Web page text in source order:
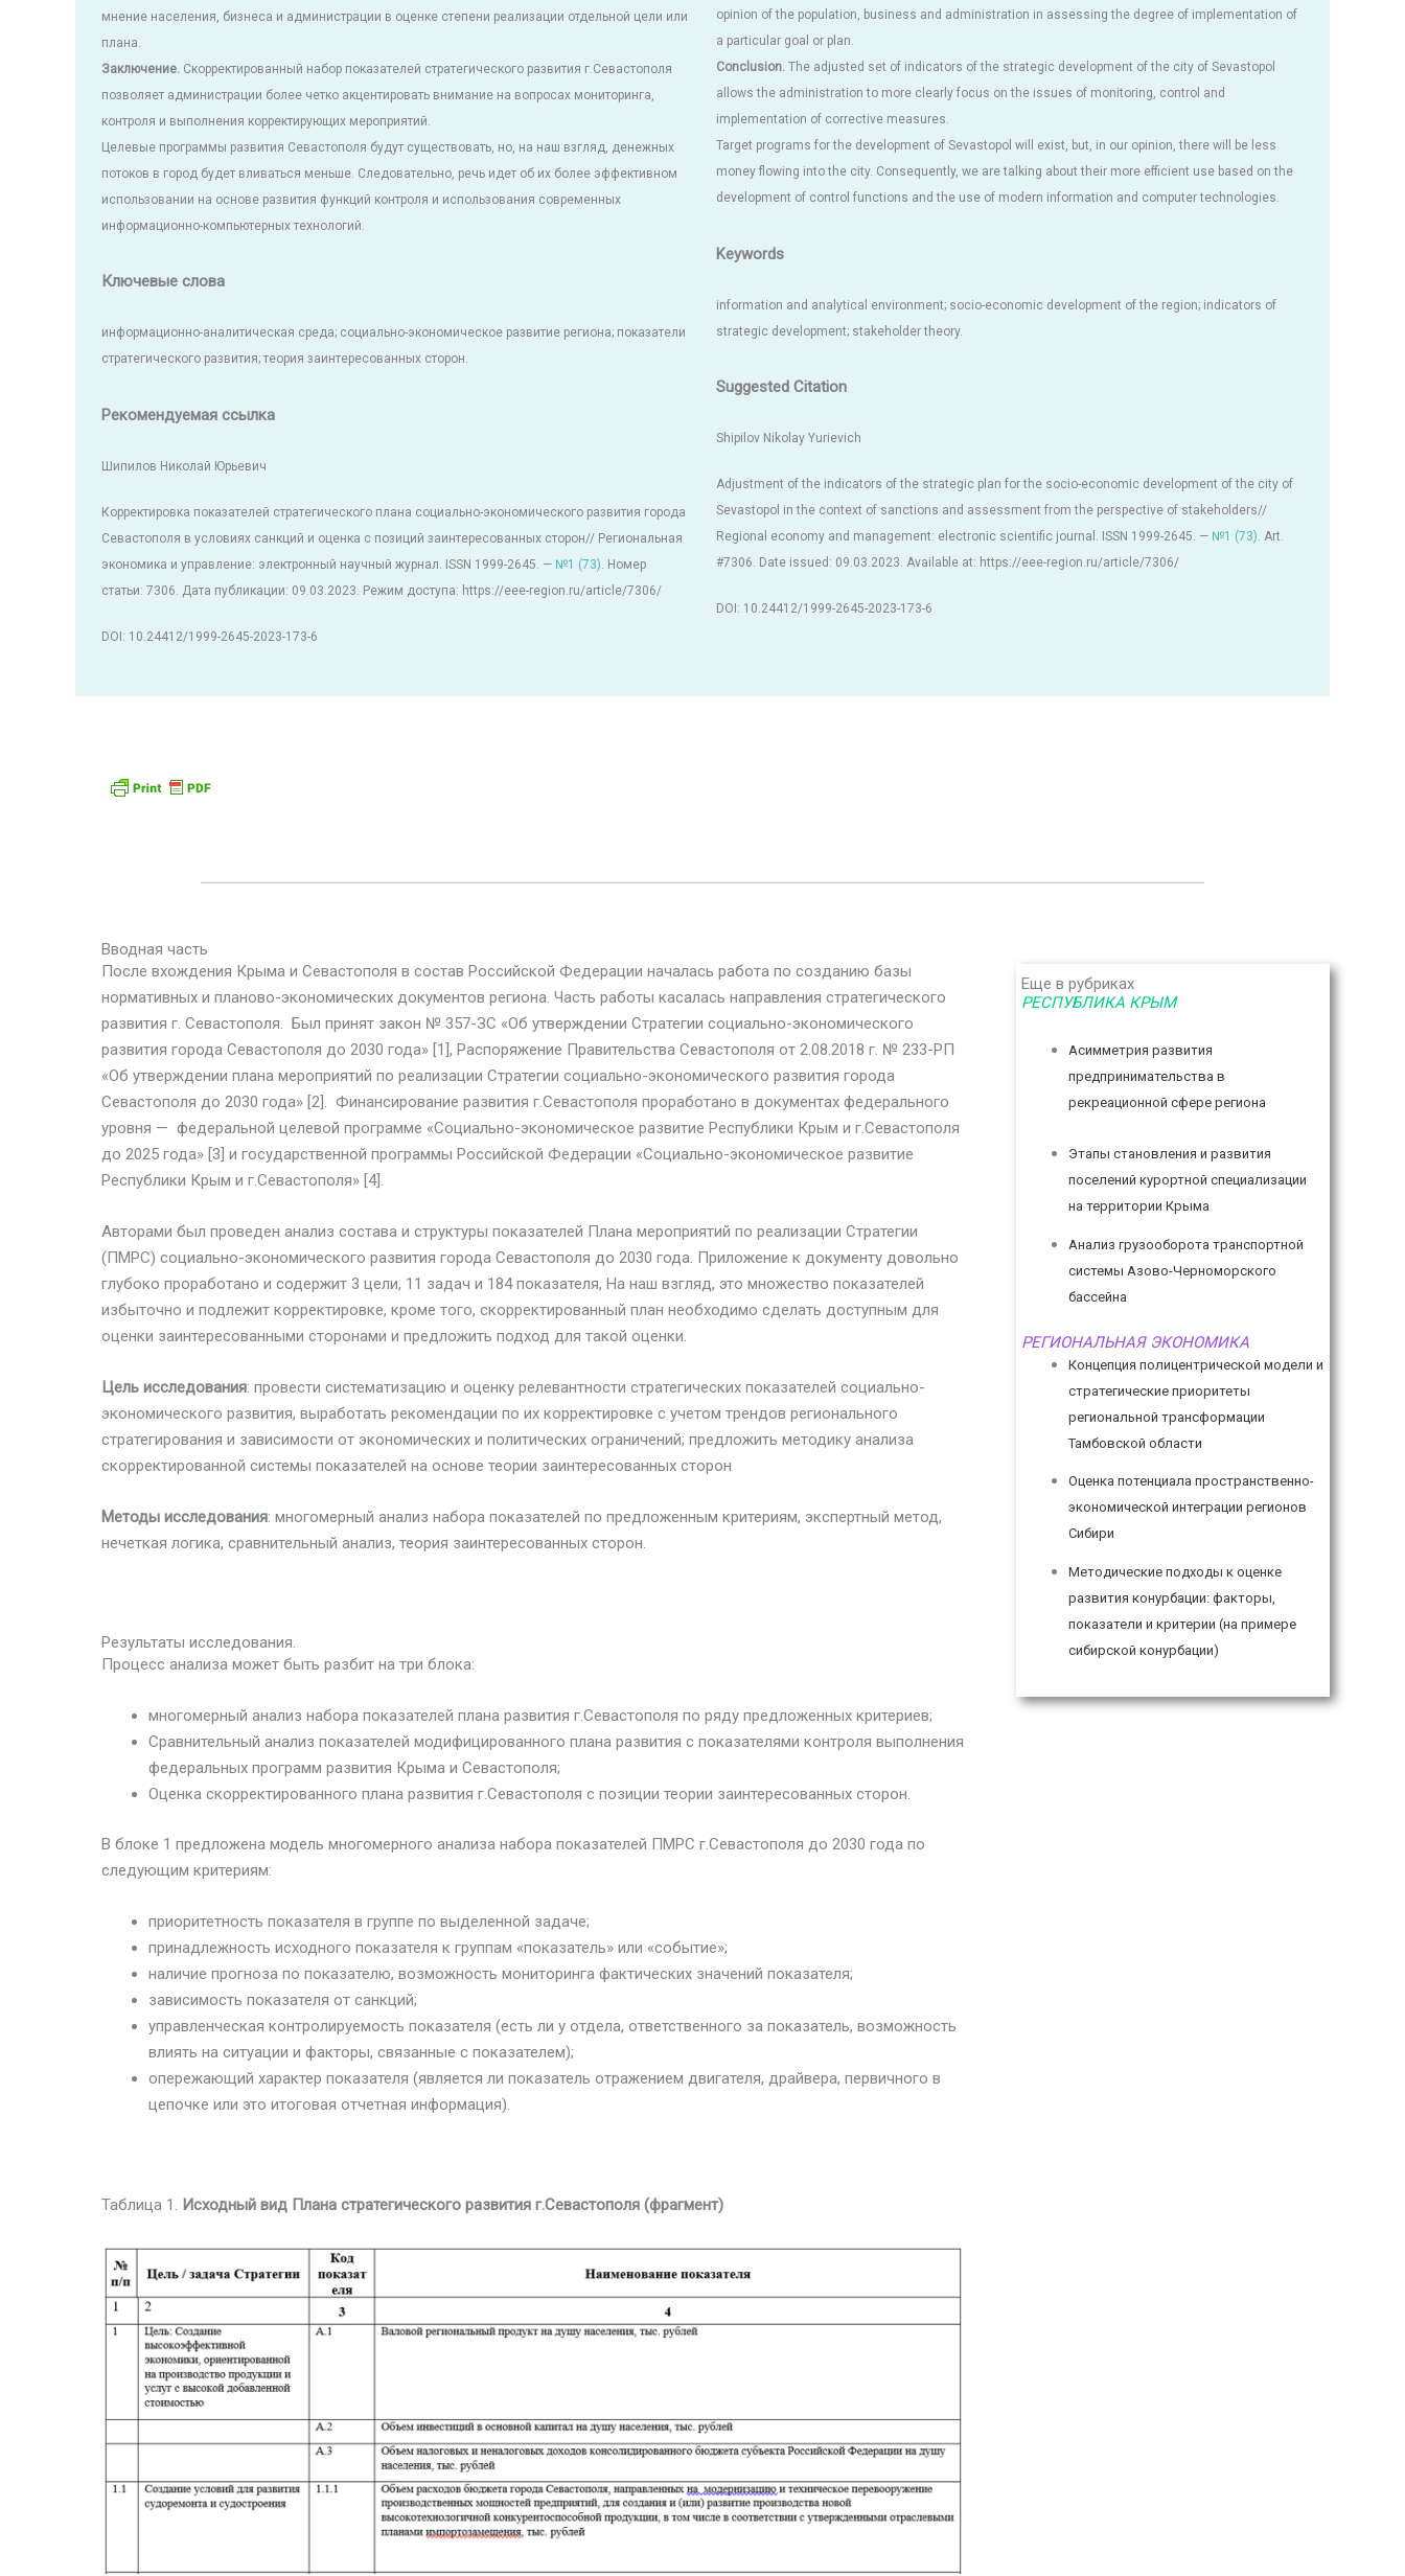
мнение населения, бизнеса и администрации в оценке степени реализации отдельной цели или
плана.
Заключение. Скорректированный набор показателей стратегического развития г.Севастополя
позволяет администрации более четко акцентировать внимание на вопросах мониторинга,
контроля и выполнения корректирующих мероприятий.
Целевые программы развития Севастополя будут существовать, но, на наш взгляд, денежных
потоков в город будет вливаться меньше. Следовательно, речь идет об их более эффективном
использовании на основе развития функций контроля и использования современных
информационно-компьютерных технологий.
Ключевые слова
информационно-аналитическая среда; социально-экономическое развитие региона; показатели
стратегического развития; теория заинтересованных сторон.
Рекомендуемая ссылка
Шипилов Николай Юрьевич
Корректировка показателей стратегического плана социально-экономического развития города
Севастополя в условиях санкций и оценка с позиций заинтересованных сторон// Региональная
экономика и управление: электронный научный журнал. ISSN 1999-2645. — №1 (73) . Номер
статьи: 7306. Дата публикации: 09.03.2023. Режим доступа: https://eee-region.ru/article/7306/
DOI: 10.24412/1999-2645-2023-173-6
opinion of the population, business and administration in assessing the degree of implementation of
a particular goal or plan.
Conclusion.The adjusted set of indicators of the strategic development of the city of Sevastopol
allows the administration to more clearly focus on the issues of monitoring, control and
implementation of corrective measures.
Target programs for the development of Sevastopol will exist, but, in our opinion, there will be less
money flowing into the city. Consequently, we are talking about their more efficient use based on the
development of control functions and the use of modern information and computer technologies.
Keywords
information and analytical environment; socio-economic development of the region; indicators of
strategic development; stakeholder theory.
Suggested Citation
Shipilov Nikolay Yurievich
Adjustment of the indicators of the strategic plan for the socio-economic development of the city of
Sevastopol in the context of sanctions and assessment from the perspective of stakeholders//
Regional economy and management: electronic scientific journal. ISSN 1999-2645. — №1 (73). Art.
#7306. Date issued: 09.03.2023. Available at: https://eee-region.ru/article/7306/
DOI: 10.24412/1999-2645-2023-173-6
Вводная часть
После вхождения Крыма и Севастополя в состав Российской Федерации началась работа по созданию базы
нормативных и планово-экономических документов региона. Часть работы касалась направления стратегического
развития г. Севастополя. Был принят закон № 357-ЗС «Об утверждении Стратегии социально-экономического
развития города Севастополя до 2030 года» [1], Распоряжение Правительства Севастополя от 2.08.2018 г. № 233-РП
«Об утверждении плана мероприятий по реализации Стратегии социально-экономического развития города
Севастополя до 2030 года» [2]. Финансирование развития г.Севастополя проработано в документах федерального
уровня — федеральной целевой программе «Социально-экономическое развитие Республики Крым и г.Севастополя
до 2025 года» [3] и государственной программы Российской Федерации «Социально-экономическое развитие
Республики Крым и г.Севастополя» [4].
Авторами был проведен анализ состава и структуры показателей Плана мероприятий по реализации Стратегии
(ПМРС) социально-экономического развития города Севастополя до 2030 года. Приложение к документу довольно
глубоко проработано и содержит 3 цели, 11 задач и 184 показателя, На наш взгляд, это множество показателей
избыточно и подлежит корректировке, кроме того, скорректированный план необходимо сделать доступным для
оценки заинтересованными сторонами и предложить подход для такой оценки.
Цель исследования: провести систематизацию и оценку релевантности стратегических показателей социально-
экономического развития, выработать рекомендации по их корректировке с учетом трендов регионального
стратегирования и зависимости от экономических и политических ограничений; предложить методику анализа
скорректированной системы показателей на основе теории заинтересованных сторон
Методы исследования: многомерный анализ набора показателей по предложенным критериям, экспертный метод,
нечеткая логика, сравнительный анализ, теория заинтересованных сторон.
Результаты исследования.
Процесс анализа может быть разбит на три блока:
многомерный анализ набора показателей плана развития г.Севастополя по ряду предложенных критериев;
Сравнительный анализ показателей модифицированного плана развития с показателями контроля выполнения
федеральных программ развития Крыма и Севастополя;
Оценка скорректированного плана развития г.Севастополя с позиции теории заинтересованных сторон.
В блоке 1 предложена модель многомерного анализа набора показателей ПМРС г.Севастополя до 2030 года по
следующим критериям:
приоритетность показателя в группе по выделенной задаче;
принадлежность исходного показателя к группам «показатель» или «событие»;
наличие прогноза по показателю, возможность мониторинга фактических значений показателя;
зависимость показателя от санкций;
управленческая контролируемость показателя (есть ли у отдела, ответственного за показатель, возможность
влиять на ситуации и факторы, связанные с показателем);
опережающий характер показателя (является ли показатель отражением двигателя, драйвера, первичного в
цепочке или это итоговая отчетная информация).
Таблица 1. Исходный вид Плана стратегического развития г.Севастополя (фрагмент)
Еще в рубриках
РЕСПУБЛИКА КРЫМ
Асимметрия развития
предпринимательства в
рекреационной сфере региона
Этапы становления и развития
поселений курортной специализации
на территории Крыма
Анализ грузооборота транспортной
системы Азово-Черноморского
бассейна
РЕГИОНАЛЬНАЯ ЭКОНОМИКА
Концепция полицентрической модели и
стратегические приоритеты
региональной трансформации
Тамбовской области
Оценка потенциала пространственно-
экономической интеграции регионов
Сибири
Методические подходы к оценке
развития конурбации: факторы,
показатели и критерии (на примере
сибирской конурбации)